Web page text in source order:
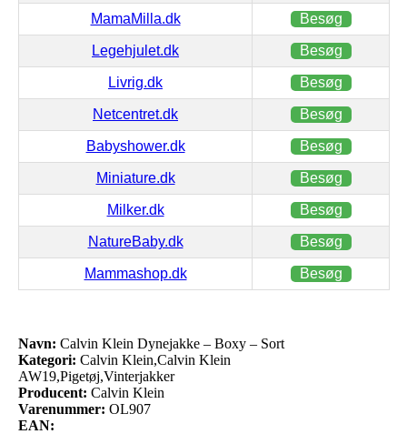
MamaMilla.dk Besøg
Legehjulet.dk Besøg
Livrig.dk Besøg
Netcentret.dk Besøg
Babyshower.dk Besøg
Miniature.dk Besøg
Milker.dk Besøg
NatureBaby.dk Besøg
Mammashop.dk Besøg
Navn: Calvin Klein Dynejakke – Boxy – Sort
Kategori: Calvin Klein,Calvin Klein
AW19,Pigetøj,Vinterjakker
Producent: Calvin Klein
Varenummer: OL907
EAN: